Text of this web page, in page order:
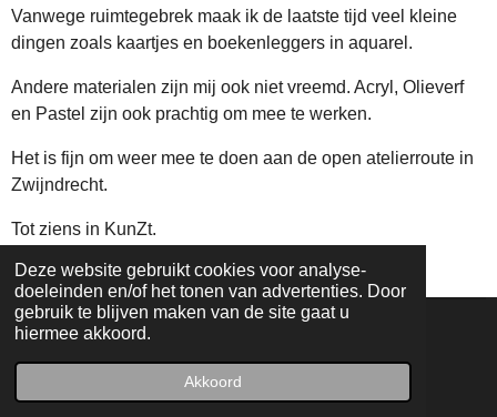
Deze website gebruikt cookies voor analyse-
doeleinden en/of het tonen van advertenties. Door
gebruik te blijven maken van de site gaat u
hiermee akkoord.
Akkoord
Vanwege ruimtegebrek maak ik de laatste tijd veel kleine
dingen zoals kaartjes en boekenleggers in aquarel.
Andere materialen zijn mij ook niet vreemd. Acryl, Olieverf
en Pastel zijn ook prachtig om mee te werken.
Het is fijn om weer mee te doen aan de open atelierroute in
Zwijndrecht.
Tot ziens in KunZt.
a
c
s
© 2025 | Atelierroute Zwijndrecht